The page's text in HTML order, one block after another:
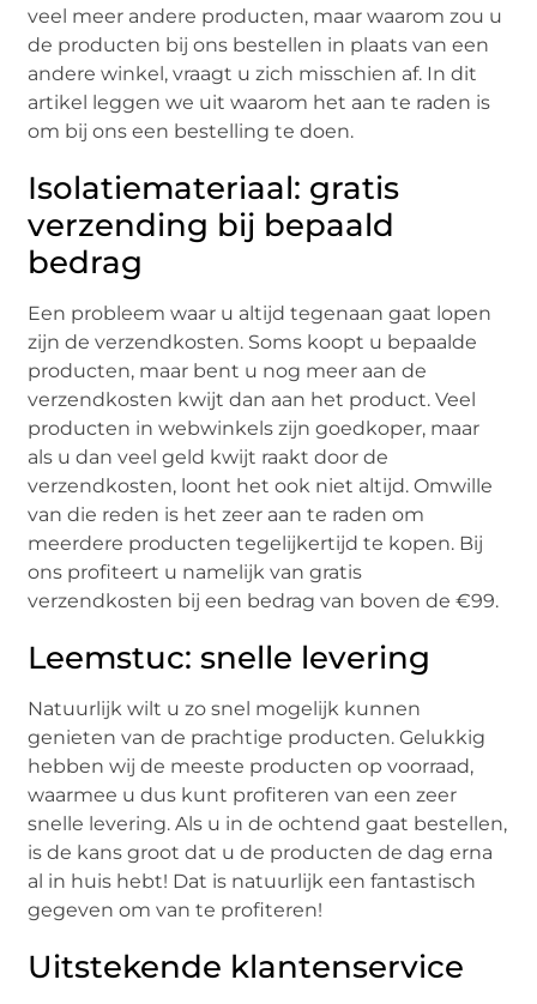
veel meer andere producten, maar waarom zou u
de producten bij ons bestellen in plaats van een
andere winkel, vraagt u zich misschien af. In dit
artikel leggen we uit waarom het aan te raden is
om bij ons een bestelling te doen.
Isolatiemateriaal: gratis
verzending bij bepaald
bedrag
Een probleem waar u altijd tegenaan gaat lopen
zijn de verzendkosten. Soms koopt u bepaalde
producten, maar bent u nog meer aan de
verzendkosten kwijt dan aan het product. Veel
producten in webwinkels zijn goedkoper, maar
als u dan veel geld kwijt raakt door de
verzendkosten, loont het ook niet altijd. Omwille
van die reden is het zeer aan te raden om
meerdere producten tegelijkertijd te kopen. Bij
ons profiteert u namelijk van gratis
verzendkosten bij een bedrag van boven de €99.
Leemstuc: snelle levering
Natuurlijk wilt u zo snel mogelijk kunnen
genieten van de prachtige producten. Gelukkig
hebben wij de meeste producten op voorraad,
waarmee u dus kunt profiteren van een zeer
snelle levering. Als u in de ochtend gaat bestellen,
is de kans groot dat u de producten de dag erna
al in huis hebt! Dat is natuurlijk een fantastisch
gegeven om van te profiteren!
Uitstekende klantenservice